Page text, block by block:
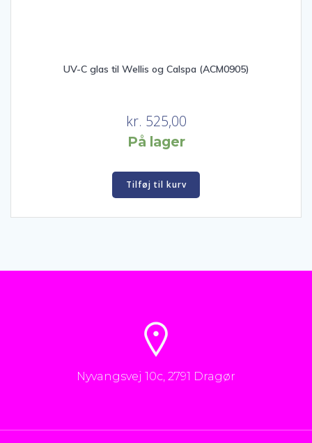
UV-C glas til Wellis og Calspa (ACM0905)
kr. 525,00
På lager
Tilføj til kurv
Nyvangsvej 10c, 2791 Dragør